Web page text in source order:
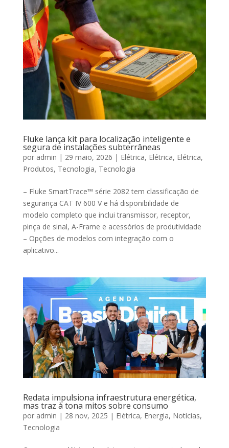
Fluke lança kit para localização inteligente e
segura de instalações subterrâneas
por admin | 29 maio, 2026 | Elétrica, Elétrica, Elétrica,
Produtos, Tecnologia, Tecnologia
– Fluke SmartTrace™ série 2082 tem classificação de
segurança CAT IV 600 V e há disponibilidade de
modelo completo que inclui transmissor, receptor,
pinça de sinal, A-Frame e acessórios de produtividade
– Opções de modelos com integração com o
aplicativo...
Redata impulsiona infraestrutura energética,
mas traz à tona mitos sobre consumo
por admin | 28 nov, 2025 | Elétrica, Energia, Notícias,
Tecnologia